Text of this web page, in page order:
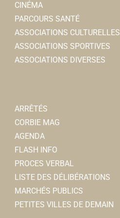
CINÉMA
PARCOURS SANTÉ
ASSOCIATIONS CULTURELLES
ASSOCIATIONS SPORTIVES
ASSOCIATIONS DIVERSES
ARRÊTÉS
CORBIE MAG
AGENDA
FLASH INFO
PROCES VERBAL
LISTE DES DÉLIBÉRATIONS
MARCHÉS PUBLICS
PETITES VILLES DE DEMAIN